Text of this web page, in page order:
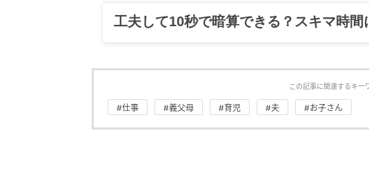
工夫して10秒で暗算できる？スキマ時間
この記事に関連するキー
#仕事 #義父母 #育児 #夫 #お子さん